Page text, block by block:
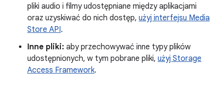
pliki audio i filmy udostępniane między aplikacjami
oraz uzyskiwać do nich dostęp, użyj interfejsu Media
Store API.
Inne pliki: aby przechowywać inne typy plików
udostępnionych, w tym pobrane pliki, użyj Storage
Access Framework.